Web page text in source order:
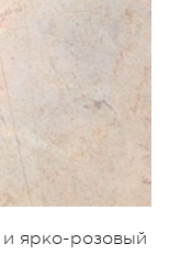
ярко-розовый